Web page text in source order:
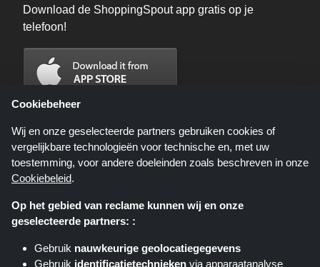
Download de ShoppingSpout app gratis op je
telefoon!
Shoppingspout.nl is een website die u deals, kortingen en kortingscodes
verschillende affiliate netwerken. Shoppingspout.nl of zijn medewerkers
maken geen deel uit van het bestelproces wanneer u een bestelling plaatst
Cookiebeheer
Wij en onze geselecteerde partners gebruiken cookies of
vergelijkbare technologieën voor technische en, met uw
toestemming, voor andere doeleinden zoals beschreven in onze
Cookiebeleid.
Op het gebied van reclame kunnen wij en onze
geselecteerde partners: :
Gebruik nauwkeurige geolocatiegegevens
Gebruik identificatietechnieken via apparaatanalyse